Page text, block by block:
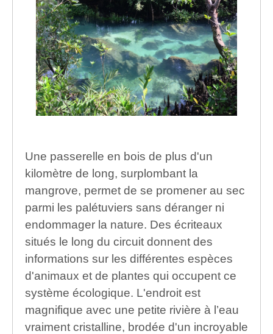
Une passerelle en bois de plus d'un
kilomètre de long, surplombant la
mangrove, permet de se promener au sec
parmi les palétuviers sans déranger ni
endommager la nature. Des écriteaux
situés le long du circuit donnent des
informations sur les différentes espèces
d'animaux et de plantes qui occupent ce
système écologique. L'endroit est
magnifique avec une petite rivière à l’eau
vraiment cristalline, brodée d'un incroyable